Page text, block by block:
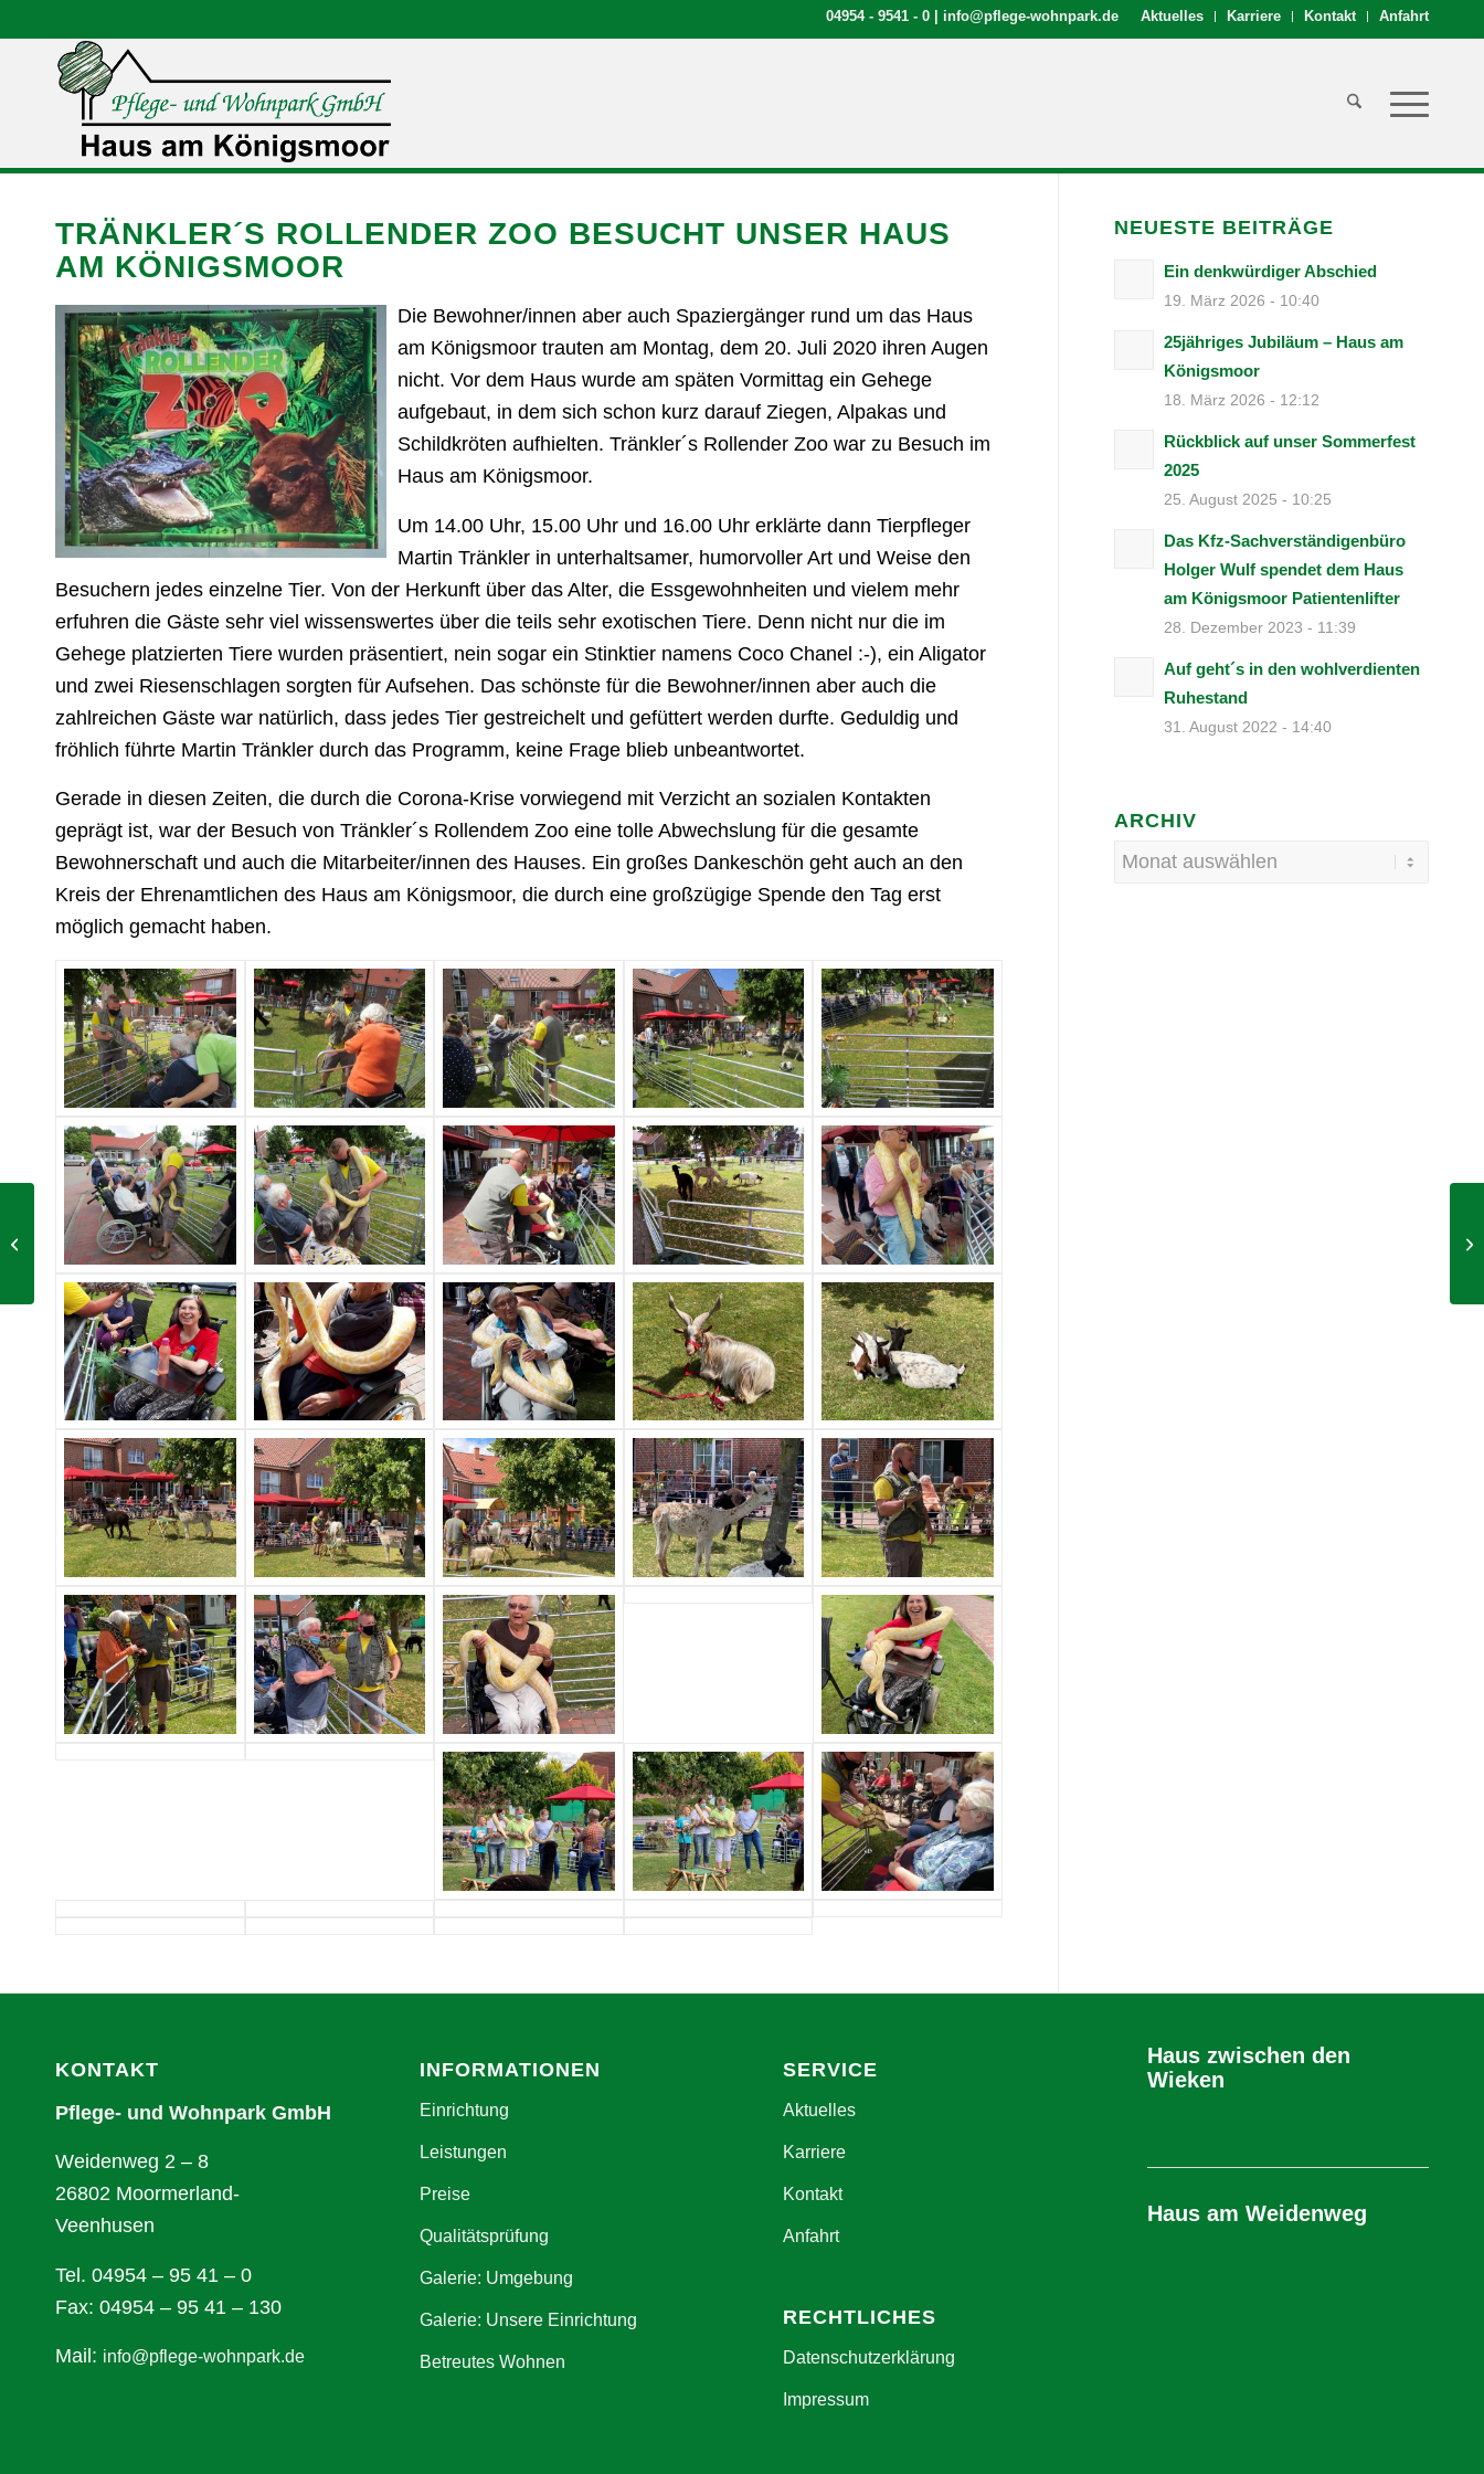
Aktuelles Karriere Kontakt Anfahrt
04954 - 9541 - 0 info@pflege-wohnpark.de
TRÄNKLER´S ROLLENDER ZOO BESUCHT UNSER HAUS
AM KÖNIGSMOOR
Die Bewohner/innen aber auch Spaziergänger rund um das Haus
am Königsmoor trauten am Montag, dem 20. Juli 2020 ihren Augen
nicht. Vor dem Haus wurde am späten Vormittag ein Gehege
aufgebaut, in dem sich schon kurz darauf Ziegen, Alpakas und
Schildkröten aufhielten. Tränkler´s Rollender Zoo war zu Besuch im
Haus am Königsmoor.
Um 14.00 Uhr, 15.00 Uhr und 16.00 Uhr erklärte dann Tierpfleger
Martin Tränkler in unterhaltsamer, humorvoller Art und Weise den
Besuchern jedes einzelne Tier. Von der Herkunft über das Alter, die Essgewohnheiten und vielem mehr
erfuhren die Gäste sehr viel wissenswertes über die teils sehr exotischen Tiere. Denn nicht nur die im
Gehege platzierten Tiere wurden präsentiert, nein sogar ein Stinktier namens Coco Chanel :-), ein Aligator
und zwei Riesenschlagen sorgten für Aufsehen. Das schönste für die Bewohner/innen aber auch die
zahlreichen Gäste war natürlich, dass jedes Tier gestreichelt und gefüttert werden durfte. Geduldig und
fröhlich führte Martin Tränkler durch das Programm, keine Frage blieb unbeantwortet.
Gerade in diesen Zeiten, die durch die Corona-Krise vorwiegend mit Verzicht an sozialen Kontakten
geprägt ist, war der Besuch von Tränkler´s Rollendem Zoo eine tolle Abwechslung für die gesamte
Bewohnerschaft und auch die Mitarbeiter/innen des Hauses. Ein großes Dankeschön geht auch an den
Kreis der Ehrenamtlichen des Haus am Königsmoor, die durch eine großzügige Spende den Tag erst
möglich gemacht haben.
NEUESTE BEITRÄGE
Ein denkwürdiger Abschied
19. März 2026 - 10:40
25jähriges Jubiläum – Haus am
Königsmoor
18. März 2026 - 12:12
Rückblick auf unser Sommerfest
2025
25. August 2025 - 10:25
Das Kfz-Sachverständigenbüro
Holger Wulf spendet dem Haus
am Königsmoor Patientenlifter
28. Dezember 2023 - 11:39
Auf geht´s in den wohlverdienten
Ruhestand
31. August 2022 - 14:40
ARCHIV
KONTAKT
Pflege- und Wohnpark GmbH
Weidenweg 2 – 8
26802 Moormerland-
Veenhusen
Tel. 04954 – 95 41 – 0
Fax: 04954 – 95 41 – 130
Mail: info@pflege-wohnpark.de
INFORMATIONEN
Einrichtung
Leistungen
Preise
Qualitätsprüfung
Galerie: Umgebung
Galerie: Unsere Einrichtung
Betreutes Wohnen
SERVICE
Aktuelles
Karriere
Kontakt
Anfahrt
RECHTLICHES
Datenschutzerklärung
Impressum
Haus zwischen den
Wieken
Haus am Weidenweg
Internationaler
Frauentag
(Weltfrauentag)